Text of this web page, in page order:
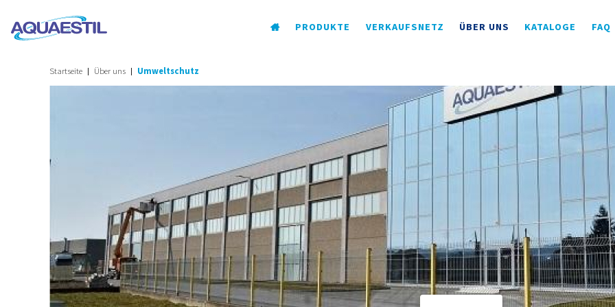
PRODUKTE VERKAUFSNETZ ÜBER UNS KATALOGE FAQ
Startseite Über uns Umweltschutz